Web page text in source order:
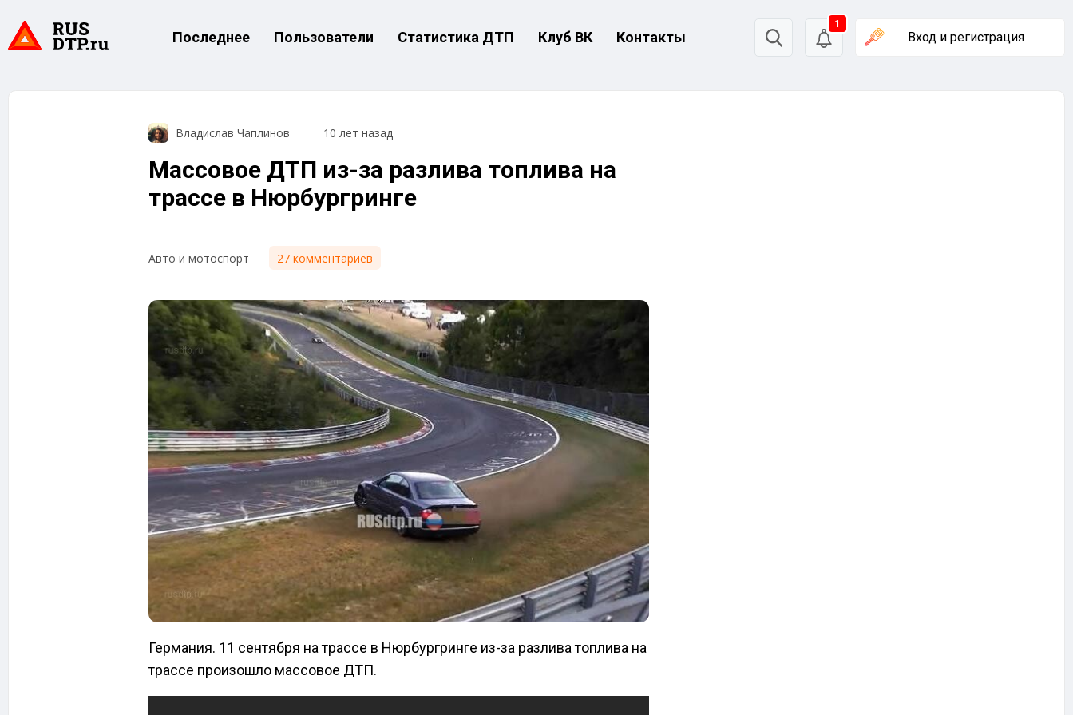
Последнее Пользователи Статистика ДТП Клуб ВК Контакты
1
Вход и регистрация
Владислав Чаплинов 10 лет назад
Массовое ДТП из-за разлива топлива на
трассе в Нюрбургринге
Авто и мотоспорт 27 комментариев
Германия. 11 сентября на трассе в Нюрбургринге из-за разлива топлива на
трассе произошло массовое ДТП.